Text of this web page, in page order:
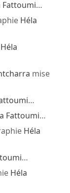
Fattoumi…
Héla
Héla
mise
…
Fattoumi…
Héla
…
Héla